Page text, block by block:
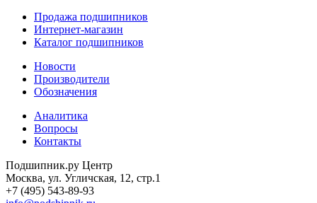
Продажа подшипников
Интернет-магазин
Каталог подшипников
Новости
Производители
Обозначения
Аналитика
Вопросы
Контакты
Подшипник.ру Центр
Москва, ул. Угличская, 12, стр.1
+7 (495) 543-89-93